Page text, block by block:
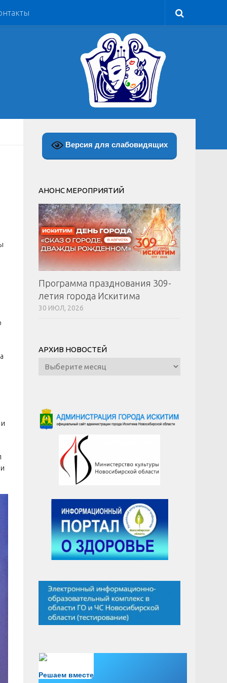
Версия для слабовидящих
АНОНС МЕРОПРИЯТИЙ
Программа празднования 309-
летия города Искитима
30 ИЮЛ, 2026
АРХИВ НОВОСТЕЙ
Архив
новостей
Решаем вместе